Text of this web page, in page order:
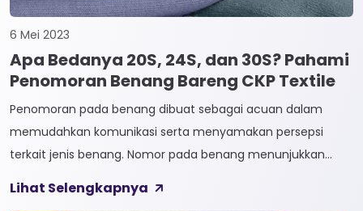
6 Mei 2023
Apa Bedanya 20S, 24S, dan 30S? Pahami
Penomoran Benang Bareng CKP Textile
Penomoran pada benang dibuat sebagai acuan dalam
memudahkan komunikasi serta menyamakan persepsi
terkait jenis benang. Nomor pada benang menunjukkan
penomoran sendiri terbagi menjadi dua, Tidak Langsung dan
Lihat Selengkapnya